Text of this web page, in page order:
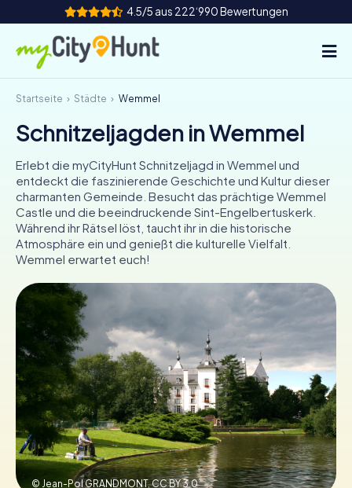
4.5/5 aus 222‘990 Bewertungen
So funktioniert's
Städte
Touren
Teamevent
Tickets
INT AT CH
DE
FR
IE
IT
NL
Tickets buchen
Gutscheine bestellen
Startseite Städte Wemmel
Schnitzeljagden in Wemmel
Erlebt die myCityHunt Schnitzeljagd in Wemmel und
entdeckt die faszinierende Geschichte und Kultur dieser
charmanten Gemeinde. Besucht das prächtige Wemmel
Castle und die beeindruckende Sint-Engelbertuskerk.
Während ihr Rätsel löst, taucht ihr in die historische
Atmosphäre ein und genießt die kulturelle Vielfalt.
Wemmel erwartet euch!
© Jean-Pol GRANDMONT,CC BY 3.0